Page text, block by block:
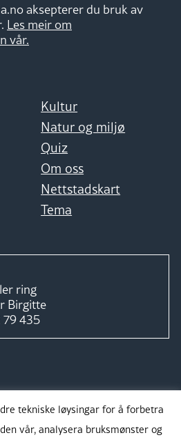
aksepterer du bruk av
Les meir om
vår.
Kultur
Natur og miljø
Quiz
Om oss
Nettstadskart
Tema
ring
Birgitte
435
tekniske løysingar for å forbetra
vår, analysera bruksmønster og